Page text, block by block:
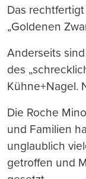
Das
„Goldenen
Anderseits
des
Kühne+Nagel.
Die Roche
und Familien
unglaublich
getroffen und